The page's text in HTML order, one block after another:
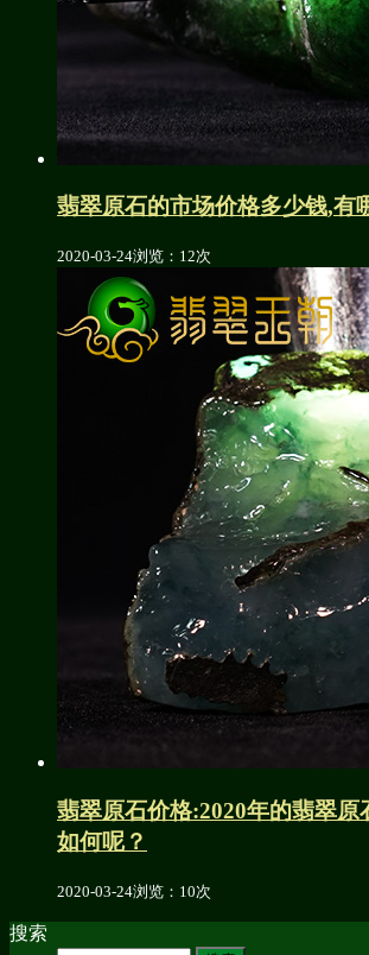
翡翠原石的市场价格多少钱,有
2020-03-24浏览：12次
翡翠原石价格:2020年的翡翠原
如何呢？
2020-03-24浏览：10次
搜索